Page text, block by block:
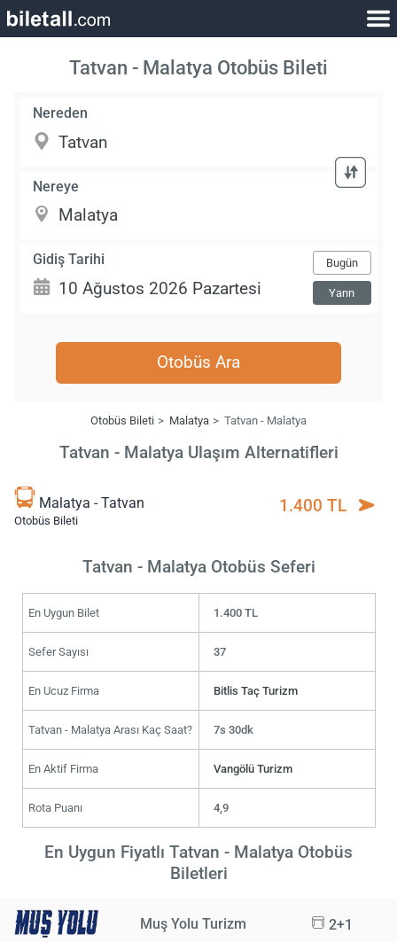
Tatvan - Malatya Otobüs Bileti
Nereden
Nereye
Gidiş Tarihi Bugün
Yarın
Otobüs Ara
Otobüs Bileti Malatya Tatvan - Malatya
Tatvan - Malatya Ulaşım Alternatifleri
Malatya - Tatvan
Otobüs Bileti
1.400 TL
Tatvan - Malatya Otobüs Seferi
En Uygun Bilet 1.400 TL
Sefer Sayısı 37
En Ucuz Firma Bitlis Taç Turizm
Tatvan - Malatya Arası Kaç Saat? 7s 30dk
En Aktif Firma Vangölü Turizm
Rota Puanı 4,9
En Uygun Fiyatlı Tatvan - Malatya Otobüs
Biletleri
Muş Yolu Turizm 2+1